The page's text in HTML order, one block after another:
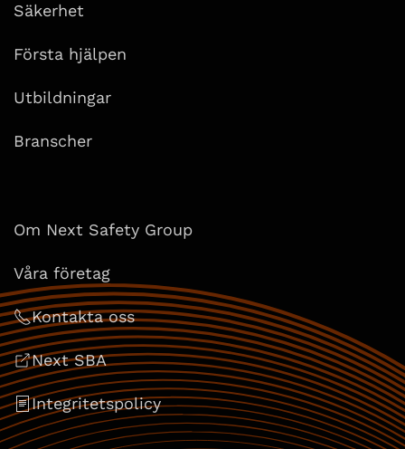
Säkerhet
Första hjälpen
Utbildningar
Branscher
Om Next Safety Group
Våra företag
Kontakta oss
Next SBA
Integritetspolicy